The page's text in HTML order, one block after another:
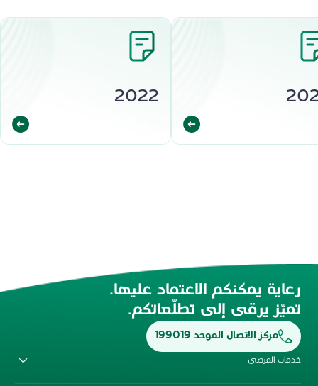
2022
رعاية يمكنكم الاعتماد عليها.
تميّز يرقى إلى تطلّعاتكم.
مركز الاتصال الموحد 199019
خدمات المرضى